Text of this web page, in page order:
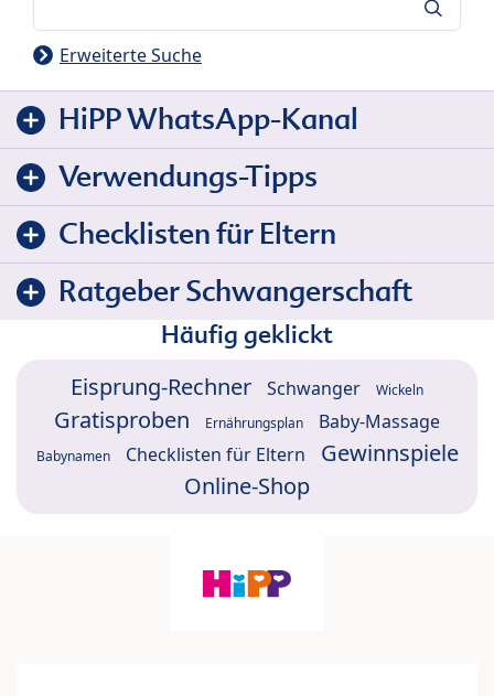
Erweiterte Suche
HiPP WhatsApp-Kanal
Verwendungs-Tipps
Checklisten für Eltern
Ratgeber Schwangerschaft
Häufig geklickt
Eisprung-Rechner Schwanger Wickeln
Gratisproben Ernährungsplan Baby-Massage
Babynamen Checklisten für Eltern
Gewinnspiele
Online-Shop